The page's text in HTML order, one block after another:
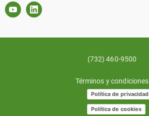
(732) 460-9500
Términos y condiciones
Política de privacidad
Política de cookies